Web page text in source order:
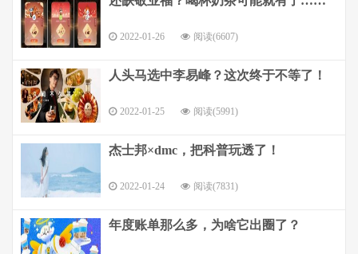
2022-01-26 阅读(6607)
人头马选中李易峰？这次终于不等了！
2022-01-25 阅读(5991)
杰士邦×dmc，把科普玩透了！
2022-01-24 阅读(7831)
年度账单那么多，为啥它出圈了？